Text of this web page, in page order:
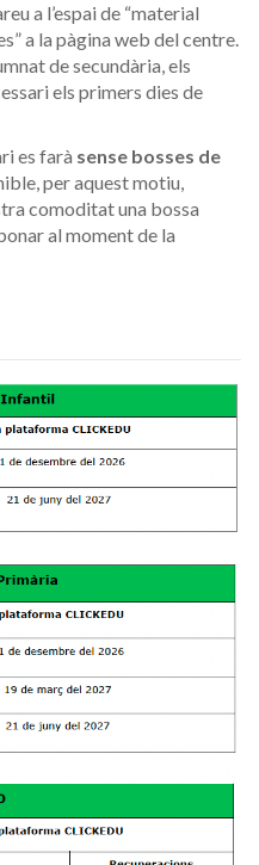
a l’espai de “material
a la pàgina web del centre.
de secundària, els
els primers dies de
es farà sense bosses de
per aquest motiu,
comoditat una bossa
al moment de la